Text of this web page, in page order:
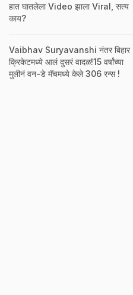
हात घातलेला Video झाला Viral, सत्य
काय?
Vaibhav Suryavanshi नंतर बिहार
क्रिकेटमध्ये आलं दुसरं वादळ!15 वर्षांच्या
मुलीनं वन-डे मॅचमध्ये केले 306 रन्स !